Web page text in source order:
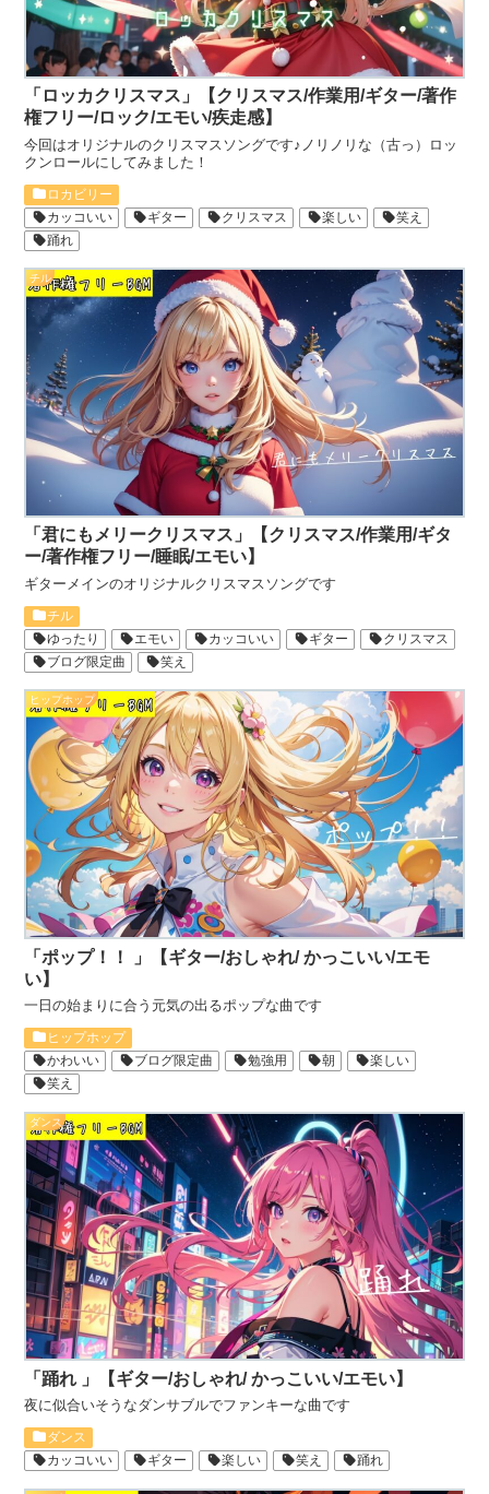
「ロッカクリスマス」【クリスマス/作業用/ギター/著作
権フリー/ロック/エモい/疾走感】
今回はオリジナルのクリスマスソングです♪ノリノリな（古っ）ロッ
クンロールにしてみました！
ロカビリー
カッコいい
ギター クリスマス 楽しい
笑え
踊れ
チル
「君にもメリークリスマス」【クリスマス/作業用/ギタ
ー/著作権フリー/睡眠/エモい】
ギターメインのオリジナルクリスマスソングです
チル
ゆったり
エモい カッコいい ギター
クリスマス
ブログ限定曲
笑え
ヒップホップ
「ポップ！！ 」【ギター/おしゃれ/ かっこいい/エモ
い】
一日の始まりに合う元気の出るポップな曲です
ヒップホップ
かわいい
ブログ限定曲 勉強用 朝
楽しい
笑え
ダンス
「踊れ 」【ギター/おしゃれ/ かっこいい/エモい】
夜に似合いそうなダンサブルでファンキーな曲です
ダンス
カッコいい
ギター 楽しい 笑え 踊れ